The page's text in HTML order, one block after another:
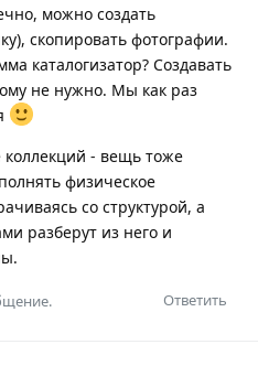
можно создать
скопировать фотографии.
каталогизатор? Создавать
не нужно. Мы как раз
коллекций - вещь тоже
физическое
со структурой, а
разберут из него и
Ответить